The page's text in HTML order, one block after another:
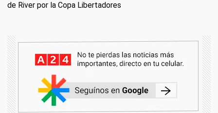
de River por la Copa Libertadores